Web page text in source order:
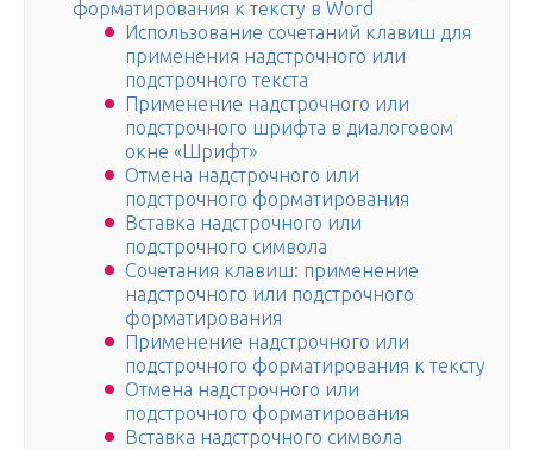
форматирования к тексту в Word
Использование сочетаний клавиш для
применения надстрочного или
подстрочного текста
Применение надстрочного или
подстрочного шрифта в диалоговом
окне «Шрифт»
Отмена надстрочного или
подстрочного форматирования
Вставка надстрочного или
подстрочного символа
Сочетания клавиш: применение
надстрочного или подстрочного
форматирования
Применение надстрочного или
подстрочного форматирования к тексту
Отмена надстрочного или
подстрочного форматирования
Вставка надстрочного символа